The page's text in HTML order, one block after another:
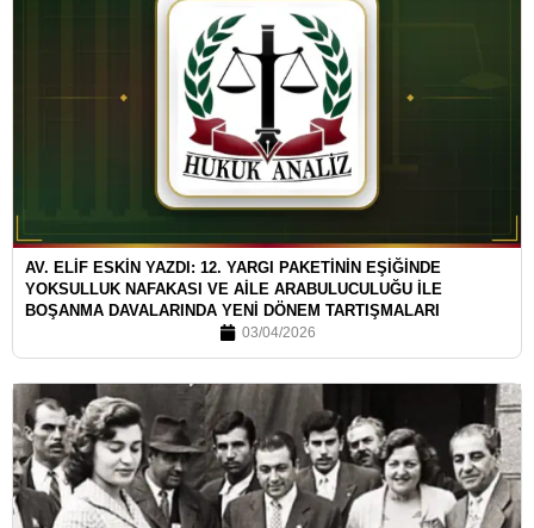
AV. ELİF ESKİN YAZDI: 12. YARGI PAKETİNİN EŞİĞİNDE
YOKSULLUK NAFAKASI VE AİLE ARABULUCULUĞU İLE
BOŞANMA DAVALARINDA YENİ DÖNEM TARTIŞMALARI
03/04/2026